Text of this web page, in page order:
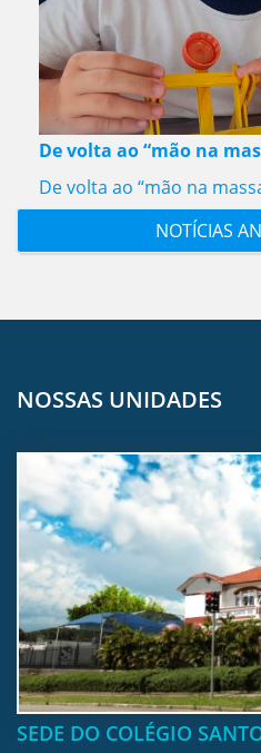
De volta ao “mão na
De volta ao “mão na
NOTÍCIAS
NOSSAS UNIDADES
SEDE DO COLÉGIO